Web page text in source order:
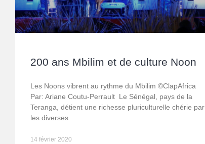
200 ans Mbilim et de culture Noon
Les Noons vibrent au rythme du Mbilim ©ClapAfrica
Par: Ariane Coutu-Perrault Le Sénégal, pays de la
Teranga, détient une richesse pluriculturelle chérie par
les diverses
14 février 2020